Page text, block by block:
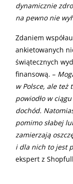
dynamicznie
na pewno nie
Zdaniem
ankietowanych
świątecznych
finansową. –
w Polsce, ale też
powiodło w
dochód.
pomimo słabej
zamierzają
i dla nich to jest
ekspert z